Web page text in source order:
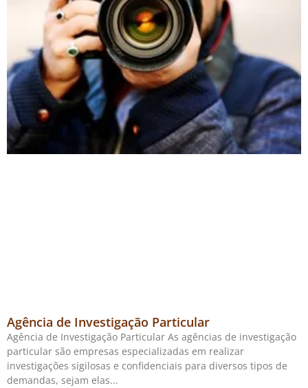
Agência de Investigação Particular
Agência de Investigação Particular As agências de investigação
particular são empresas especializadas em realizar
investigações sigilosas e confidenciais para diversos tipos de
demandas, sejam elas